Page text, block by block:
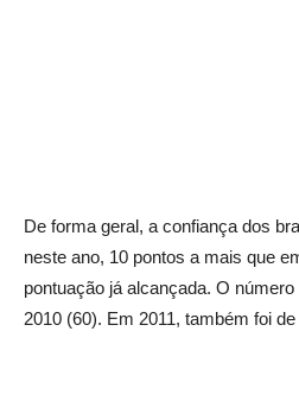
De forma geral, a confiança dos
neste ano, 10 pontos a mais que
pontuação já alcançada. O
2010 (60). Em 2011, também foi de